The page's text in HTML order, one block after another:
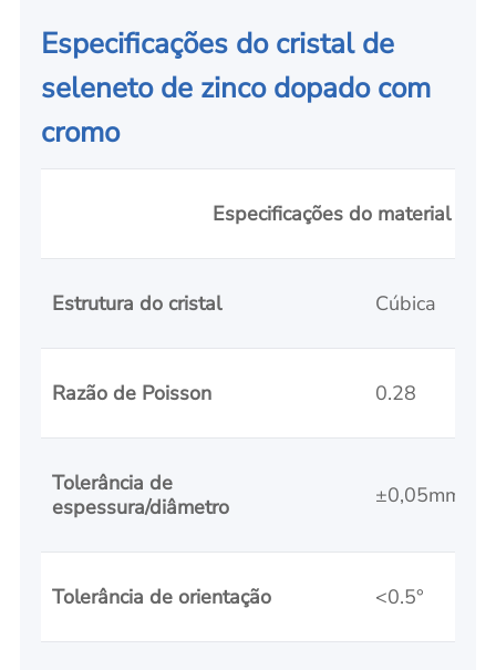
Especificações do cristal de
seleneto de zinco dopado com
cromo
Especificações do material
Estrutura do cristal Cúbica
Razão de Poisson 0.28
Tolerância de
espessura/diâmetro
±0,05mm
Tolerância de orientação <0.5°